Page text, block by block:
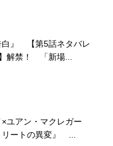
白』 【第5話ネタバレ
解禁！ 「新場...
×ユアン・マクレガー
ートの異変』 ...